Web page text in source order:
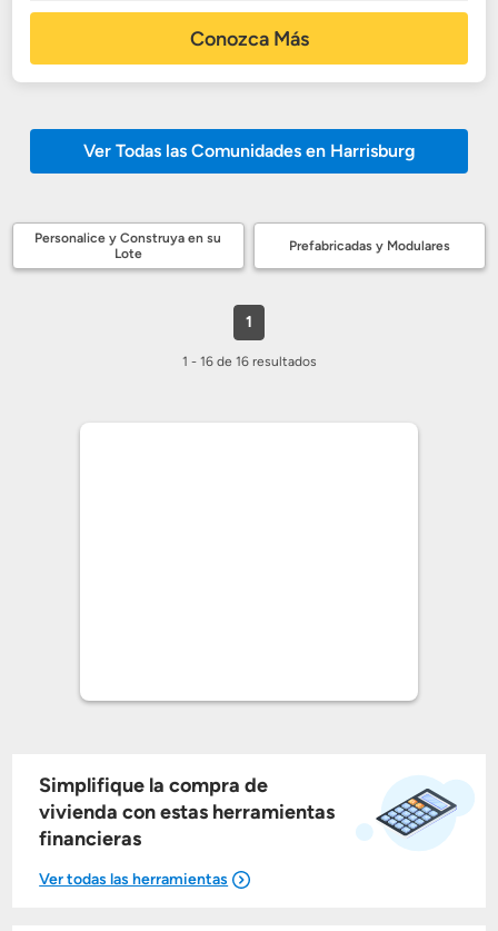
Conozca Más
Ver Todas las Comunidades en Harrisburg
Personalice y Construya en su
Lote
Prefabricadas y Modulares
1
1 - 16 de 16 resultados
Simplifique la compra de
vivienda con estas herramientas
financieras